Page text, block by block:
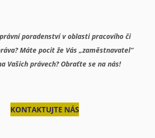
poradenství v oblasti pracovího či
Máte pocit že Vás „zaměstnavatel“
Vašich právech? Obraťte se na nás!
KONTAKTUJTE NÁS